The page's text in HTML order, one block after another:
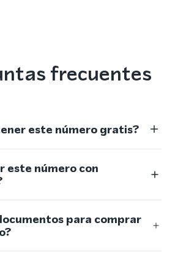
frecuentes
este número gratis?
este número con
para comprar